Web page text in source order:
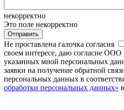
некорректно
Это поле некорректно
Отправить
Не проставлена галочка согласия
своем интересе, даю согласие
указанных мной персональных
заявки на получение обратной
персональных данных в
обработки персональных данных»